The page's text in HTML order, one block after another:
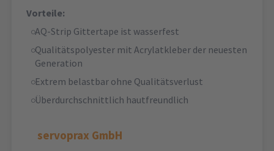
Vorteile:
AQ-Strip Gittertape ist wasserfest
Qualitätspolyester mit Acrylatkleber der neuesten
Generation
Extrem belastbar ohne Qualitätsverlust
Überdurchschnittlich hautfreundlich
servoprax GmbH